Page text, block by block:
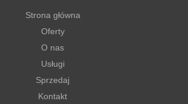
Strona główna
Oferty
O nas
Usługi
Sprzedaj
Kontakt